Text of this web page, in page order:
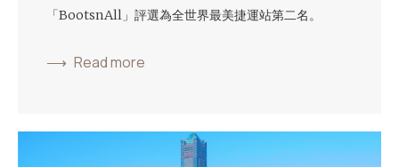
「BootsnAll」評選為全世界最美捷運站第二名。
Read more